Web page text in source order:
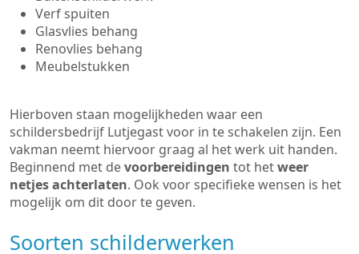
Verf spuiten
Glasvlies behang
Renovlies behang
Meubelstukken
Hierboven staan mogelijkheden waar een
schildersbedrijf Lutjegast voor in te schakelen zijn. Een
vakman neemt hiervoor graag al het werk uit handen.
Beginnend met devoorbereidingen tot hetweer
netjes achterlaten. Ook voor specifieke wensen is het
mogelijk om dit door te geven.
Soorten schilderwerken